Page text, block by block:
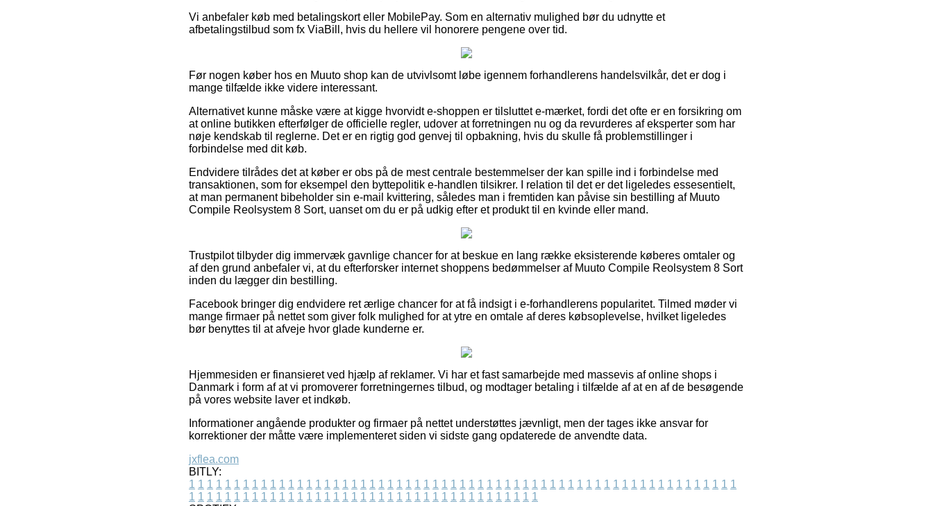
Vi anbefaler køb med betalingskort eller MobilePay. Som en alternativ mulighed bør du udnytte et
afbetalingstilbud som fx ViaBill, hvis du hellere vil honorere pengene over tid.
Før nogen køber hos en Muuto shop kan de utvivlsomt løbe igennem forhandlerens handelsvilkår, det er dog i
mange tilfælde ikke videre interessant.
Alternativet kunne måske være at kigge hvorvidt e-shoppen er tilsluttet e-mærket, fordi det ofte er en forsikring om
at online butikken efterfølger de officielle regler, udover at forretningen nu og da revurderes af eksperter som har
nøje kendskab til reglerne. Det er en rigtig god genvej til opbakning, hvis du skulle få problemstillinger i
forbindelse med dit køb.
Endvidere tilrådes det at køber er obs på de mest centrale bestemmelser der kan spille ind i forbindelse med
transaktionen, som for eksempel den byttepolitik e-handlen tilsikrer. I relation til det er det ligeledes essesentielt,
at man permanent bibeholder sin e-mail kvittering, således man i fremtiden kan påvise sin bestilling af Muuto
Compile Reolsystem 8 Sort, uanset om du er på udkig efter et produkt til en kvinde eller mand.
Trustpilot tilbyder dig immervæk gavnlige chancer for at beskue en lang række eksisterende køberes omtaler og
af den grund anbefaler vi, at du efterforsker internet shoppens bedømmelser af Muuto Compile Reolsystem 8 Sort
inden du lægger din bestilling.
Facebook bringer dig endvidere ret ærlige chancer for at få indsigt i e-forhandlerens popularitet. Tilmed møder vi
mange firmaer på nettet som giver folk mulighed for at ytre en omtale af deres købsoplevelse, hvilket ligeledes
bør benyttes til at afveje hvor glade kunderne er.
Hjemmesiden er finansieret ved hjælp af reklamer. Vi har et fast samarbejde med massevis af online shops i
Danmark i form af at vi promoverer forretningernes tilbud, og modtager betaling i tilfælde af at en af de besøgende
på vores website laver et indkøb.
Informationer angående produkter og firmaer på nettet understøttes jævnligt, men der tages ikke ansvar for
korrektioner der måtte være implementeret siden vi sidste gang opdaterede de anvendte data.
jxflea.com
BITLY:
1 1 1 1 1 1 1 1 1 1 1 1 1 1 1 1 1 1 1 1 1 1 1 1 1 1 1 1 1 1 1 1 1 1 1 1 1 1 1 1 1 1 1 1 1 1 1 1 1 1 1 1 1 1 1 1 1 1 1 1 1
1 1 1 1 1 1 1 1 1 1 1 1 1 1 1 1 1 1 1 1 1 1 1 1 1 1 1 1 1 1 1 1 1 1 1 1 1 1 1